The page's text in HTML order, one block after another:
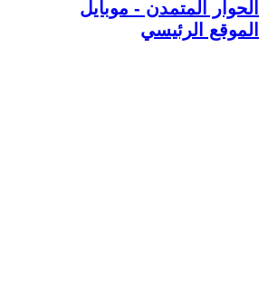
الحوار المتمدن - موبايل
الموقع الرئيسي